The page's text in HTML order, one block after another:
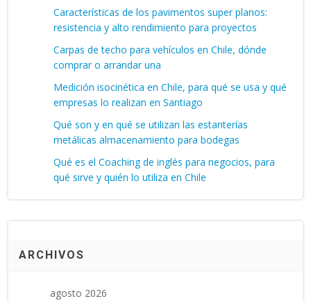
Características de los pavimentos super planos:
resistencia y alto rendimiento para proyectos
Carpas de techo para vehículos en Chile, dónde
comprar o arrandar una
Medición isocinética en Chile, para qué se usa y qué
empresas lo realizan en Santiago
Qué son y en qué se utilizan las estanterías
metálicas almacenamiento para bodegas
Qué es el Coaching de inglés para negocios, para
qué sirve y quién lo utiliza en Chile
ARCHIVOS
agosto 2026